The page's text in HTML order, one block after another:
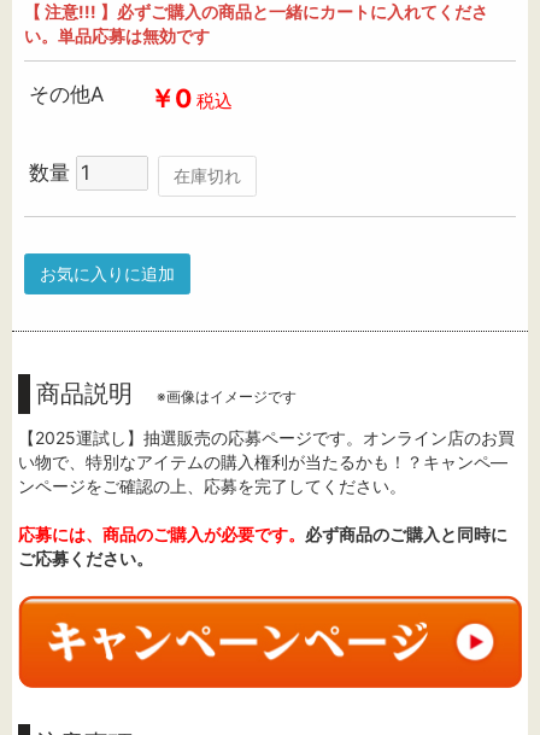
【 注意!!! 】必ずご購入の商品と一緒にカートに入れてくださ
い。単品応募は無効です
その他A ￥0 税込
数量 在庫切れ
お気に入りに追加
商品説明 ※画像はイメージです
【2025運試し】抽選販売の応募ページです。オンライン店のお買
い物で、特別なアイテムの購入権利が当たるかも！？キャンペ―
ンページをご確認の上、応募を完了してください。
応募には、商品のご購入が必要です。 必ず商品のご購入と同時に
ご応募ください。